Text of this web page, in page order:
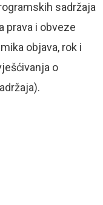
sadržaja
prava i obveze
objava, rok i
o